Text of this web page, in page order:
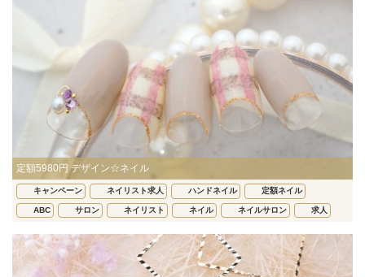
定額5980円 デザイン☆ネイル
キャンペーン ネイリスト求人 ハンドネイル 定額ネイル
ABC サロン ネイリスト ネイル ネイルサロン 求人